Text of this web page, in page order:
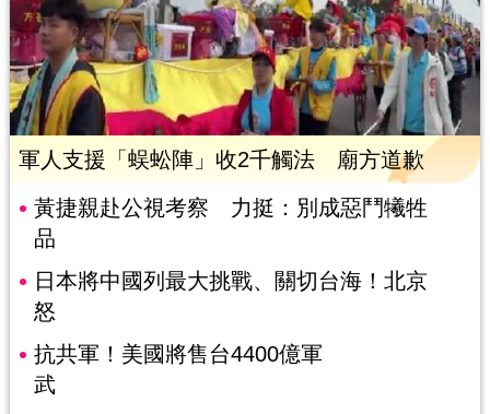
軍人支援「蜈蚣陣」收2千觸法 廟方道歉
黃捷親赴公視考察 力挺：別成惡鬥犧牲
品
日本將中國列最大挑戰、關切台海！北京
怒
抗共軍！美國將售台4400億軍
武